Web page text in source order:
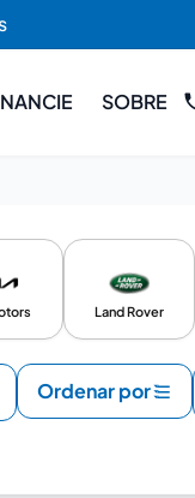
SOBRE
Land Rover
Ordenar por